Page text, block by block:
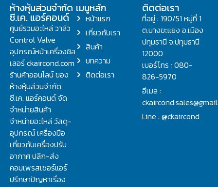
ห้างหุ้นส่วนจำกัด
ซี.เค. แอร์คอนด์
ศูนย์รวมอะไหล่ วาล์ว
Control Valve
อุปกรณ์หน้าเครื่องชิล
เลอร์ ckaircond.com
ร้านค้าออนไลน์ ของ
ห้างหุ้นส่วนจำกัด
ซี.เค. แอร์คอนด์ จัด
จำหน่ายสินค้า
จำหน่ายอะไหล่ วัสดุ-
อุปกรณ์ เครื่องมือ
เกี่ยวกับเครื่องปรับ
อากาศ ปลีก-ส่ง
คอมเพรสเซอร์แอร์
ปรึกษาปัญหาเรื่อง
เมนูหลัก
หน้าแรก
เกี่ยวกับเรา
สินค้า
บทความ
ติดต่อเรา
ติดต่อเรา
ที่อยู่ : 190/51 หมู่ที่ 1
ต.บางขะแยง อ.เมือง
ปทุมธานี จ.ปทุมธานี
12000
เบอร์โทร : 080-
826-5970
อีเมล :
Line : @ckaircond